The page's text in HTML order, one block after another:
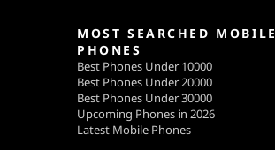
MOST SEARCHED MOBILE
PHONES
Best Phones Under 10000
Best Phones Under 20000
Best Phones Under 30000
Upcoming Phones in 2026
Latest Mobile Phones